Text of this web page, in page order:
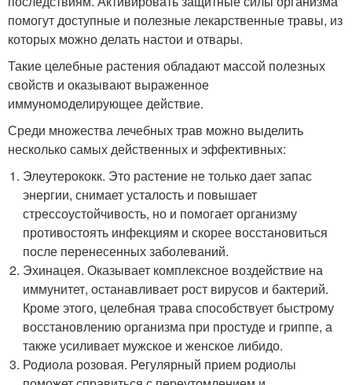
помогут доступные и полезные лекарственные травы, из
которых можно делать настои и отвары.
Такие целебные растения обладают массой полезных
свойств и оказывают выраженное
иммуномоделирующее действие.
Среди множества лечебных трав можно выделить
несколько самых действенных и эффективных:
Элеутерококк. Это растение не только дает запас
энергии, снимает усталость и повышает
стрессоустойчивость, но и помогает организму
противостоять инфекциям и скорее восстановиться
после перенесенных заболеваний.
Эхинацея. Оказывает комплексное воздействие на
иммунитет, останавливает рост вирусов и бактерий.
Кроме этого, целебная трава способствует быстрому
восстановлению организма при простуде и гриппе, а
также усиливает мужское и женское либидо.
Родиола розовая. Регулярный прием родиолы